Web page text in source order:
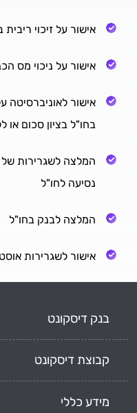
אישור על זיכוי
אישור על ניכוי מס
אישור לאוניברסיטה
בחו"ל בציון סכום או
המלצה לשגרירות
נסיעה לחו"ל
המלצה לבנק בחו"ל
אישור לשגרירות
בנק דיסקונט
קבוצת דיסקונט
מידע כללי